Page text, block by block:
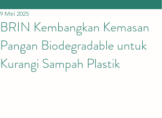
BRIN Kembangkan Kemasan
Pangan Biodegradable untuk
Kurangi Sampah Plastik
9 Mei 2025